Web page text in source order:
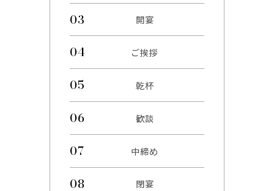
開宴
ご挨拶
乾杯
歓談
中締め
閉宴